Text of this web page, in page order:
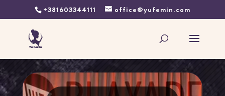
+381603344111 office@yufemin.com